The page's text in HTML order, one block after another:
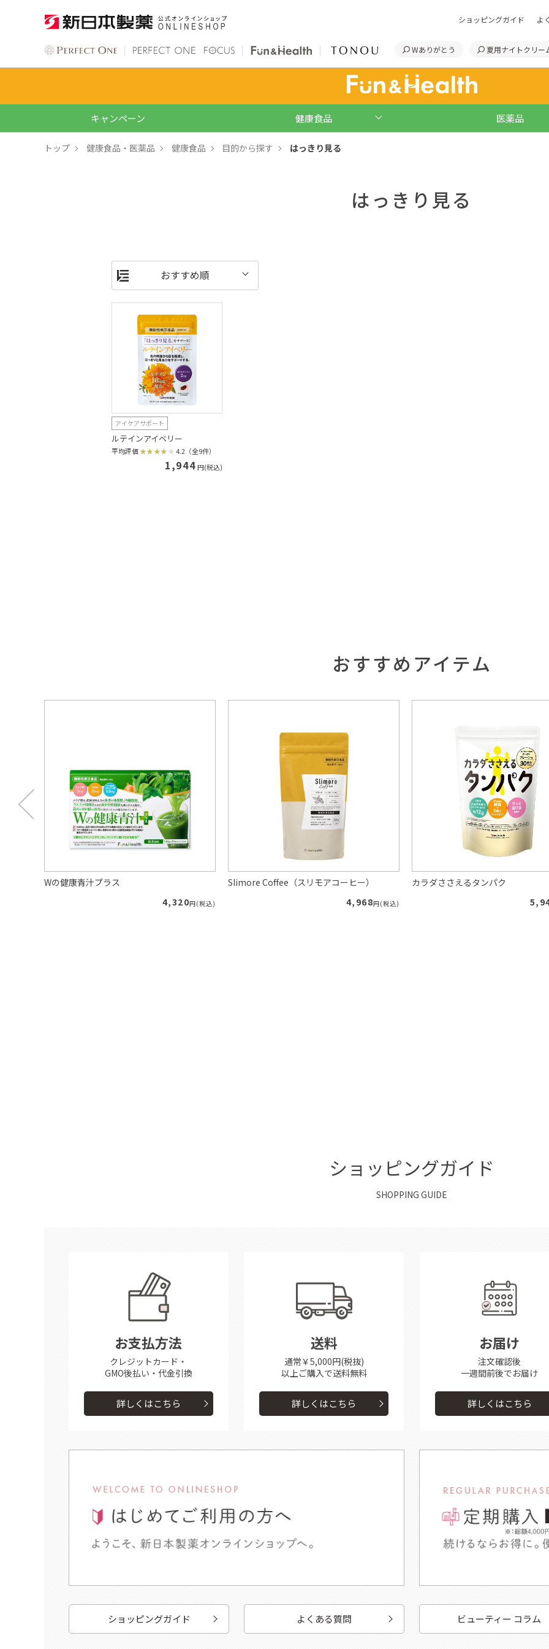
ショッピングガイド よ
Wありがとう 夏用ナイトクリー
キャンペーン 健康食品 医薬品
トップ 健康食品・医薬品 健康食品 目的から探す はっきり見る
はっきり見る
アイケアサポート
ルテインアイベリー
平均評価 4.2（全9件）
1,944 円(税込)
おすすめアイテム
Wの健康青汁プラス
4,320円(税込)
Slimore Coffee（スリモアコーヒー）
4,968円(税込)
カラダささえるタンパク
ショッピングガイド
SHOPPING GUIDE
お支払方法
クレジットカード・
GMO後払い・代金引換
詳しくはこちら
送料
通常￥5,000円(税抜)
以上ご購入で送料無料
詳しくはこちら
お届け
注文確認後
一週間前後でお届け
詳しくはこちら
ショッピングガイド よくある質問 ビューティー コラム